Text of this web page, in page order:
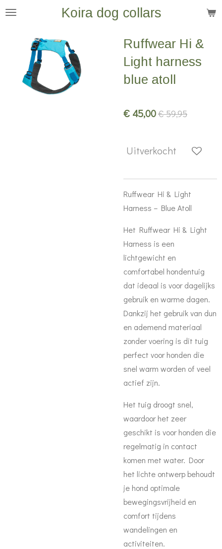
Ga
hoofdinhoud
Koira dog collars
Ruffwear Hi &
Light harness
blue atoll
€ 45,00€ 59,95
Uitverkocht
Ruffwear Hi & Light
Harness – Blue Atoll
Het Ruffwear Hi & Light
Harness is een
lichtgewicht en
comfortabel hondentuig
dat ideaal is voor dagelijks
gebruik en warme dagen.
Dankzij het gebruik van dun
en ademend materiaal
zonder voering is dit tuig
perfect voor honden die
snel warm worden of veel
actief zijn.
Het tuig droogt snel,
waardoor het zeer
geschikt is voor honden die
regelmatig in contact
komen met water. Door
het lichte ontwerp behoudt
je hond optimale
bewegingsvrijheid en
comfort tijdens
wandelingen en
activiteiten.